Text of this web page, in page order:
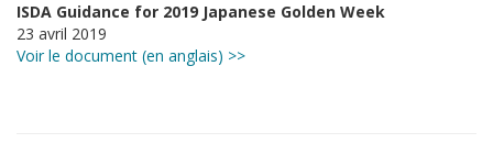
ISDA Guidance for 2019 Japanese Golden Week
23 avril 2019
Voir le document (en anglais) >>